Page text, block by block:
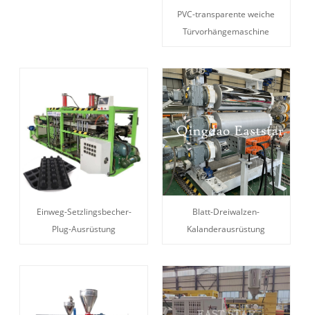
PVC-transparente weiche
Türvorhängemaschine
Einweg-Setzlingsbecher-
Plug-Ausrüstung
Blatt-Dreiwalzen-
Kalanderausrüstung